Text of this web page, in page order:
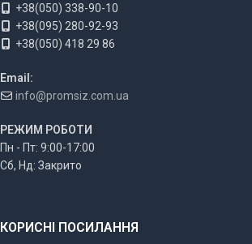
+38(050) 338-90-10
+38(095) 280-92-93
+38(050) 418 29 86
Email:
info@promsiz.com.ua
РЕЖИМ РОБОТИ
Пн - Пт: 9:00-17:00
Сб, Нд: Закрито
КОРИСНІ ПОСИЛАННЯ